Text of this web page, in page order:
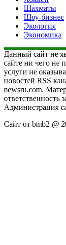
Шахматы
Шоу-бизнес
Экология
Экономика
Данный сайт не
сайте ни чего не
услуги не
новостей RSS
newsru.com.
ответственность
Администрация
Сайт от bmb2 @